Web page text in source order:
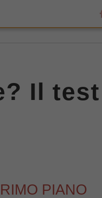
Il test
PIANO